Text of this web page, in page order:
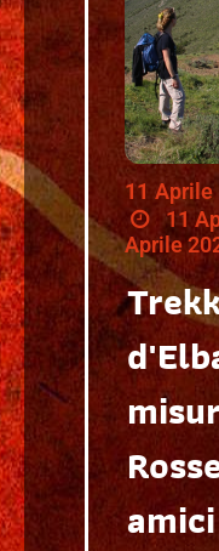
11 Aprile
11
Aprile
amici